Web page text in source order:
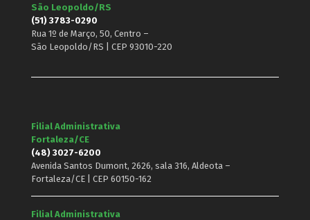
São Leopoldo/RS
(51) 3783-0290
Rua 1º de Março, 50, Centro –
São Leopoldo/RS | CEP 93010-220
Filial Administrativa
Fortaleza/CE
(48) 3027-6200
Avenida Santos Dumont, 2626, sala 316, Aldeota –
Fortaleza/CE | CEP 60150-162
Filial Administrativa